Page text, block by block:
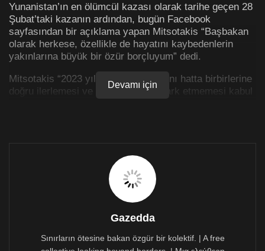
Yunanistan’ın en ölümcül kazası olarak tarihe geçen 28
Şubat’taki kazanın ardından, bugün Facebook
sayfasından bir açıklama yapan Mitsotakis “Başbakan
olarak herkese, özellikle de hayatını kaybedenlerin
yakınlarına büyük bir özür borçluyum” dedi.
Mitsotakis “2023 yılında iki trenin aynı hatta birbirlerine
doğru ilerlemesi ve kimsenin bunu fark etmemesi kabul
kazanın meydana gelmesinin neredeyse imkansız
olacağını söyledi ve Dijital Kontrol Sisteminin
önümüzdeki birkaç ay içinde tam olarak faaliyete
geçecek olmasının mazeret sayılamayacağını kaydetti.
Yunanistan Başbakanı tam aksine, “Korkunç kaza
yaşanmadan önce projeyi bitirememiş olmamız acımı
daha da artırıyor” dedi. Mitsotakis, yargı tarafından hızlı
Devamı için
Gazedda
Sınırların ötesine bakan özgür bir kolektif. | A free